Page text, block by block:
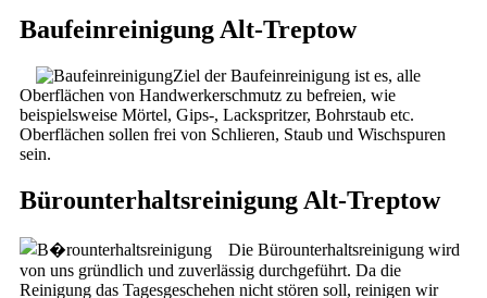
Baufeinreinigung Alt-Treptow
Ziel der Baufeinreinigung ist es, alle
Oberflächen von Handwerkerschmutz zu befreien, wie
beispielsweise Mörtel, Gips-, Lackspritzer, Bohrstaub etc.
Oberflächen sollen frei von Schlieren, Staub und Wischspuren
sein.
Bürounterhaltsreinigung Alt-Treptow
Die Bürounterhaltsreinigung wird
von uns gründlich und zuverlässig durchgeführt. Da die
Reinigung das Tagesgeschehen nicht stören soll, reinigen wir